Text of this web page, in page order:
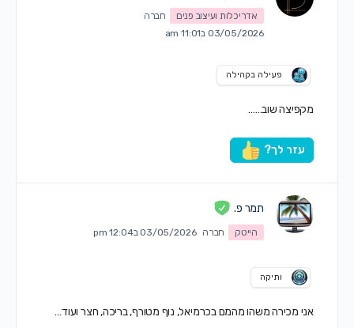
אדריכלות ועיצוב פנים
חברה
03/05/2026 ב11:01 am
פעילה בקהילה
מקפיצה שוב……
עזר לך?
תמר פ.
הייטק חברה 03/05/2026 ב12:04 pm
ותיקה
אני מכירה משהו מהמם בכרמיאל, נוף מטורף, בריכה, חצר ועוד…